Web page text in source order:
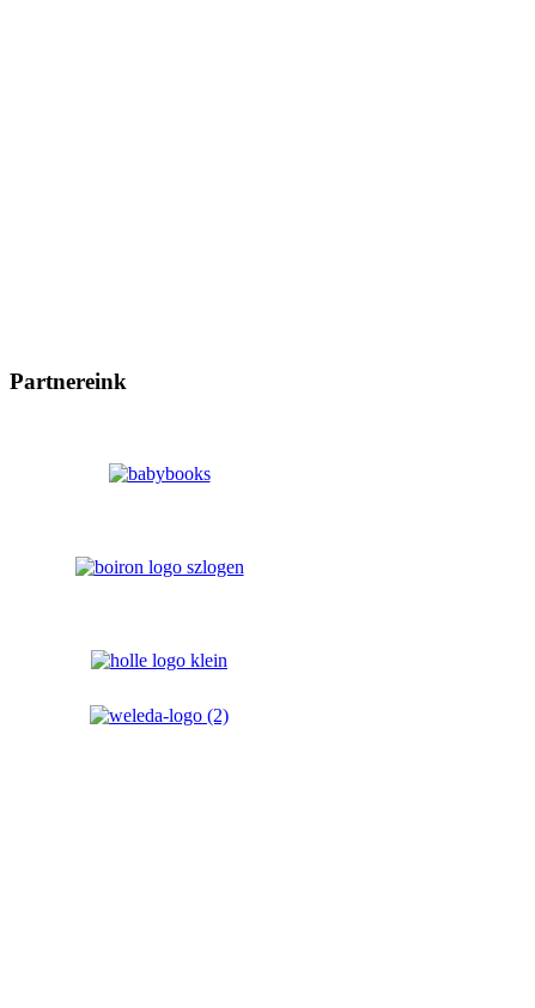
Partnereink